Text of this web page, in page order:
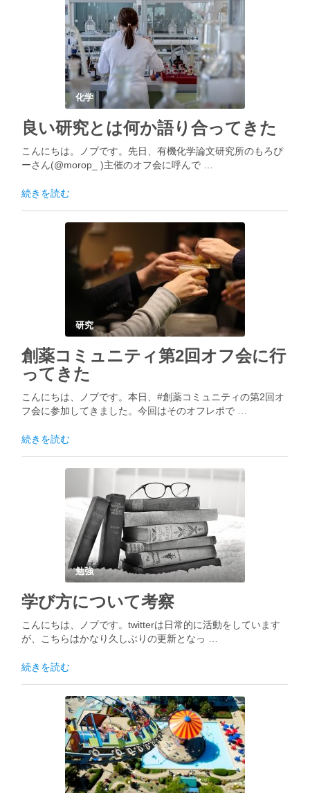
化学
良い研究とは何か語り合ってきた
こんにちは。ノブです。先日、有機化学論文研究所のもろぴ
ーさん(@morop_ )主催のオフ会に呼んで …
続きを読む
研究
創薬コミュニティ第2回オフ会に行
ってきた
こんにちは、ノブです。本日、#創薬コミュニティの第2回オ
フ会に参加してきました。今回はそのオフレポで …
続きを読む
勉強
学び方について考察
こんにちは、ノブです。twitterは日常的に活動をしています
が、こちらはかなり久しぶりの更新となっ …
続きを読む